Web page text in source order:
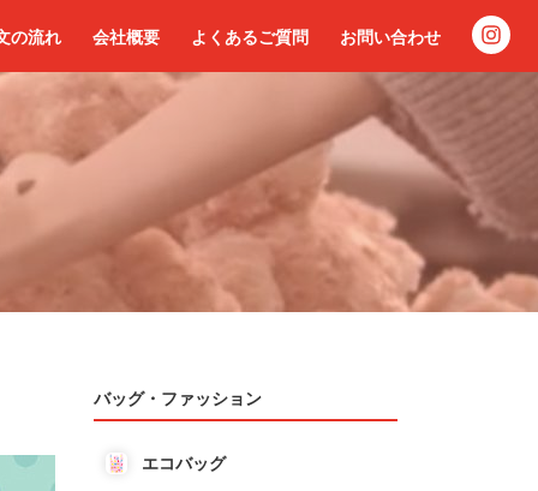
の流れ 会社概要 よくあるご質問 お問い合わせ
バッグ・ファッション
エコバッグ